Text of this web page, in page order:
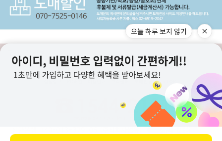
도매전용몰
오늘 하루 보지 않기